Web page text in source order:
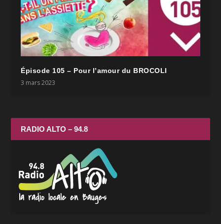
Épisode 105 – Pour l’amour du BROCOLI
3 mars 2023
RADIO ALTO – 94.8